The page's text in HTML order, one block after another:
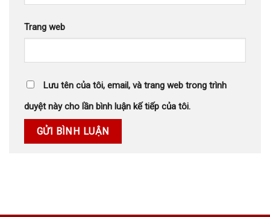
Trang web
Lưu tên của tôi, email, và trang web trong trình
duyệt này cho lần bình luận kế tiếp của tôi.